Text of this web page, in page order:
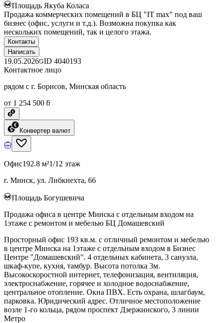
Площадь Якуба Коласа
Продажа коммерческих помещений в БЦ "IT max" под ваш
бизнес (офис, услуги и т.д.). Возможна покупка как
нескольких помещений, так и целого этажа.
Контакты
Написать
19.05.2026 ID 4040193
Контактное лицо
рядом с г. Борисов, Минская область
от 1 254 500 ƃ
Конвертер валют
Офис192.8 м²1/12 этаж
г. Минск, ул. Либкнехта, 66
Площадь Богушевича
Продажа офиса в центре Минска с отдельным входом на
1этаже с ремонтом и мебелью БЦ Домашевский
Просторный офис 193 кв.м. с отличный ремонтом и мебелью
в центре Минска на 1этаже с отдельным входом в Бизнес
Центре "Домашевский". 4 отдельных кабинета, 3 санузла,
шкаф-купе, кухня, тамбур. Высота потолка 3м.
Высокоскоростной интернет, телефонизация, вентиляция,
электроснабжение, горячее и холодное водоснабжение,
центральное отопление. Окна ПВХ. Есть охрана, шлагбаум,
парковка. Юридический адрес. Отличное местоположение
возле 1-го кольца, рядом проспект Дзержинского, 3 линии
Метро